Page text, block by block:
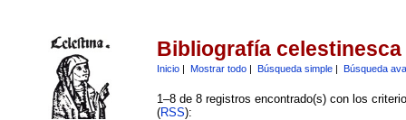
Bibliografía celestinesca
Inicio| Mostrar todo| Búsqueda simple| Búsqueda
1–8 de 8 registros encontrado(s) con los
(RSS):